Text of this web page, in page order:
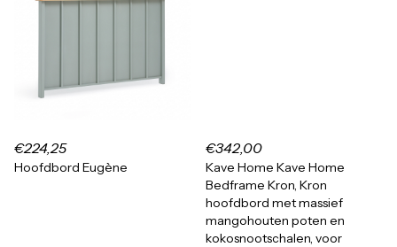
€224,25
Hoofdbord Eugène
€342,00
Kave Home Kave Home
Bedframe Kron, Kron
hoofdbord met massief
mangohouten poten en
kokosnootschalen, voor